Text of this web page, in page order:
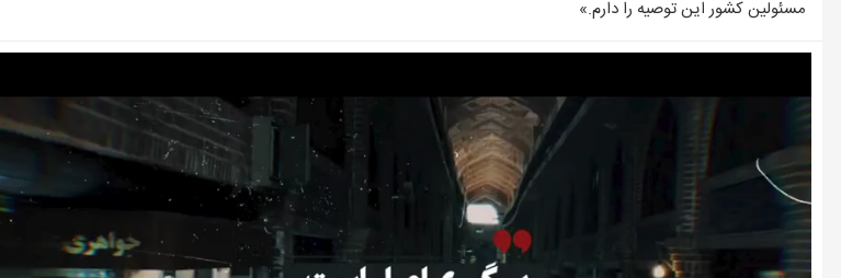
وضعیت بازار مسکن در مرداد/بخر و بفروش‌ها دست از کار کشیدند
مسئولین کشور این توصیه را دارم.»